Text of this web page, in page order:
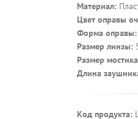
Материал:
Цвет оправы
Форма оправы:
Размер линзы:
Размер
Длина
Код продукта: